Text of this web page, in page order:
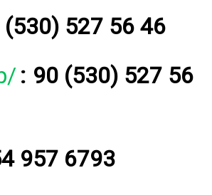
(530) 527 56 46
: 90 (530) 527 56
957 6793